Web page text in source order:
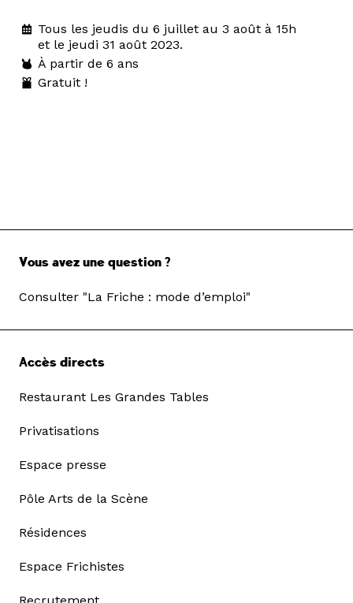
Tous les jeudis du 6 juillet au 3 août à 15h
et le jeudi 31 août 2023.
À partir de 6 ans
Gratuit !
Vous avez une question ?
Consulter "La Friche : mode d’emploi"
Accès directs
Restaurant Les Grandes Tables
Privatisations
Espace presse
Pôle Arts de la Scène
Résidences
Espace Frichistes